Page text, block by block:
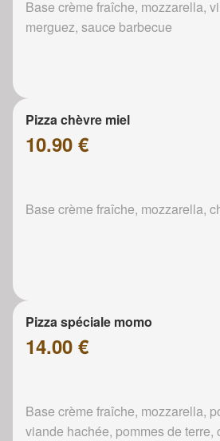
Base crème fraîche, mozzarella,
merguez, sauce barbecue
Pizza chèvre miel
10.90 €
Base crème fraîche, mozzarella,
Pizza spéciale momo
14.00 €
Base crème fraîche, mozzarella,
viande hachée, pommes de terre,